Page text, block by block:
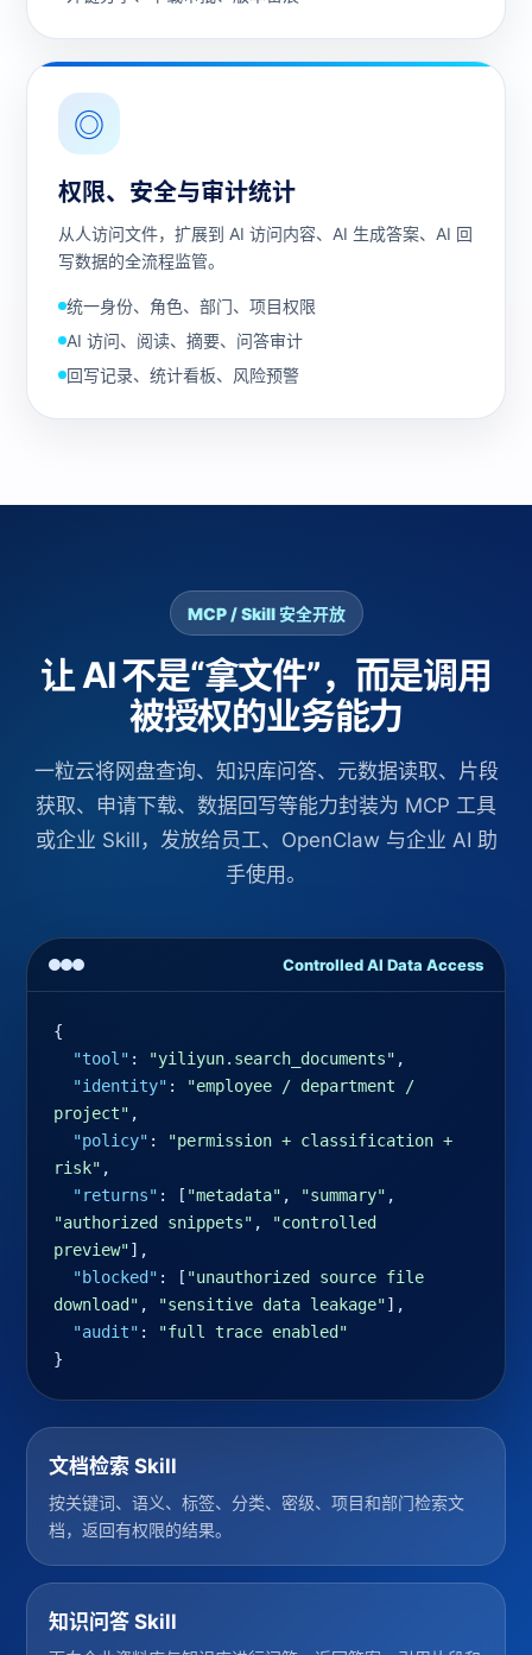
◎
权限、安全与审计统计
从人访问文件，扩展到 AI 访问内容、AI 生成答案、AI 回
写数据的全流程监管。
统一身份、角色、部门、项目权限
AI 访问、阅读、摘要、问答审计
回写记录、统计看板、风险预警
MCP / Skill 安全开放
让 AI 不是“拿文件”，而是调用
被授权的业务能力
一粒云将网盘查询、知识库问答、元数据读取、片段
获取、申请下载、数据回写等能力封装为 MCP 工具
或企业 Skill，发放给员工、OpenClaw 与企业 AI 助
手使用。
Controlled AI Data Access
{
"tool" : "yiliyun.search_documents" ,
"identity" :
"employee / department /
project" ,
"policy" :
"permission + classification +
risk" ,
"returns" : [ "metadata" , "summary"
"authorized snippets" ,
"controlled
preview"],
"blocked" : [ "unauthorized source file
download" , "sensitive data leakage"],
"audit" :
"full trace enabled"
}
文档检索 Skill
按关键词、语义、标签、分类、密级、项目和部门检索文
档，返回有权限的结果。
知识问答 Skill